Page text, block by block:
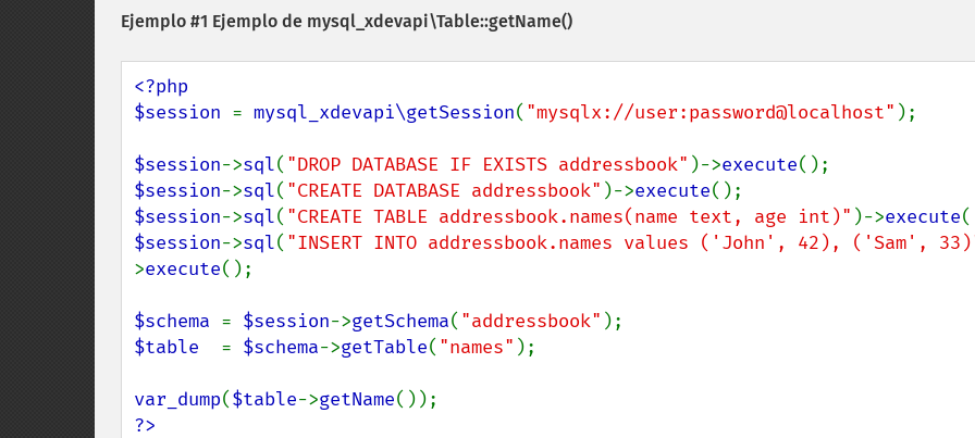
Ejemplo #1 Ejemplo de mysql_xdevapi\Table::getName()
<?php
$session = mysql_xdevapi\getSession( "mysqlx://user:password@localhost" );
$session->sql( "DROP DATABASE IF EXISTS addressbook" )->execute
$session->sql( "CREATE DATABASE addressbook" )->execute
$session->sql( "CREATE TABLE addressbook.names(name text, age int)" )->execute
$session->sql( "INSERT INTO addressbook.names values ('John', 42), ('Sam',
>execute();
$schema = $session->getSchema( "addressbook"
$table = $schema->getTable( "names" );
var_dump($table->getName
?>